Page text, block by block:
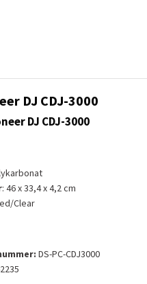
DJ CDJ-3000
DJ CDJ-3000
: 46 x 33,4 x 4,2 cm
Clear
DS-PC-CDJ3000